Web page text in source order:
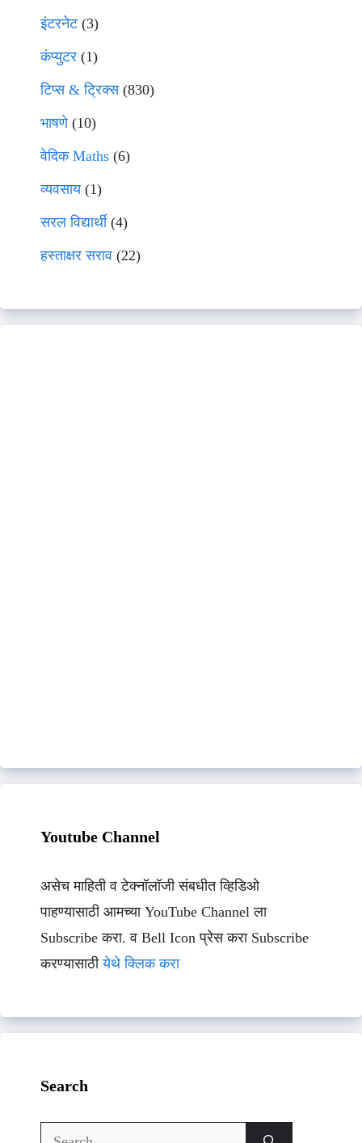
इंटरनेट(3)
कंप्युटर (1)
टिप्स & ट्रिक्स(830)
भाषणे(10)
वेदिक Maths (6)
व्यवसाय(1)
सरल विद्यार्थी(4)
हस्ताक्षर सराव (22)
Youtube Channel
असेच माहिती व टेक्नॉलॉजी संबधीत व्हिडिओ
पाहण्यासाठी आमच्या YouTube Channel ला
Subscribe करा. व Bell Icon प्रेस करा Subscribe
करण्यासाठीयेथे क्लिक करा
Search
Search